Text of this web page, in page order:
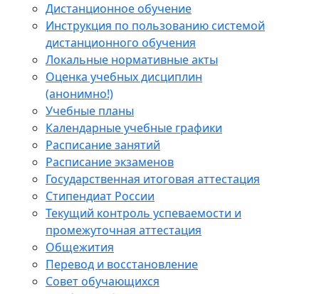
Дистанционное обучение
Инструкция по пользованию системой
дистанционного обучения
Локальные нормативные акты
Оценка учебных дисциплин
(анонимно!)
Учебные планы
Календарные учебные графики
Расписание занятий
Расписание экзаменов
Государственная итоговая аттестация
Стипендиат России
Текущий контроль успеваемости и
промежуточная аттестация
Общежития
Перевод и восстановление
Совет обучающихся